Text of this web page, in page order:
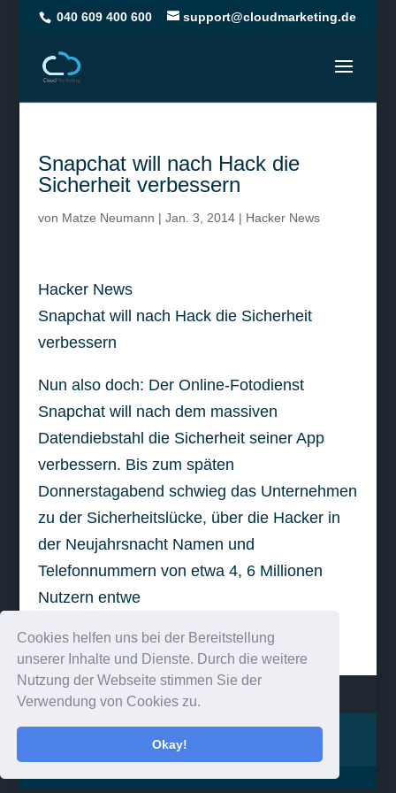
Cookies helfen uns bei der Bereitstellung
unserer Inhalte und Dienste. Durch die weitere
Nutzung der Webseite stimmen Sie der
Verwendung von Cookies zu.
Okay!
040 609 400 600 support@cloudmarketing.de
Snapchat will nach Hack die
Sicherheit verbessern
von Matze Neumann | Jan. 3, 2014| Hacker News
Hacker News
Snapchat will nach Hack die Sicherheit
verbessern
Nun also doch: Der Online-Fotodienst
Snapchat will nach dem massiven
Datendiebstahl die Sicherheit seiner App
verbessern. Bis zum späten
Donnerstagabend schwieg das Unternehmen
zu der Sicherheitslücke, über die Hacker in
der Neujahrsnacht Namen und
Telefonnummern von etwa 4, 6 Millionen
Nutzern entwe
weiterlesen
Impressum